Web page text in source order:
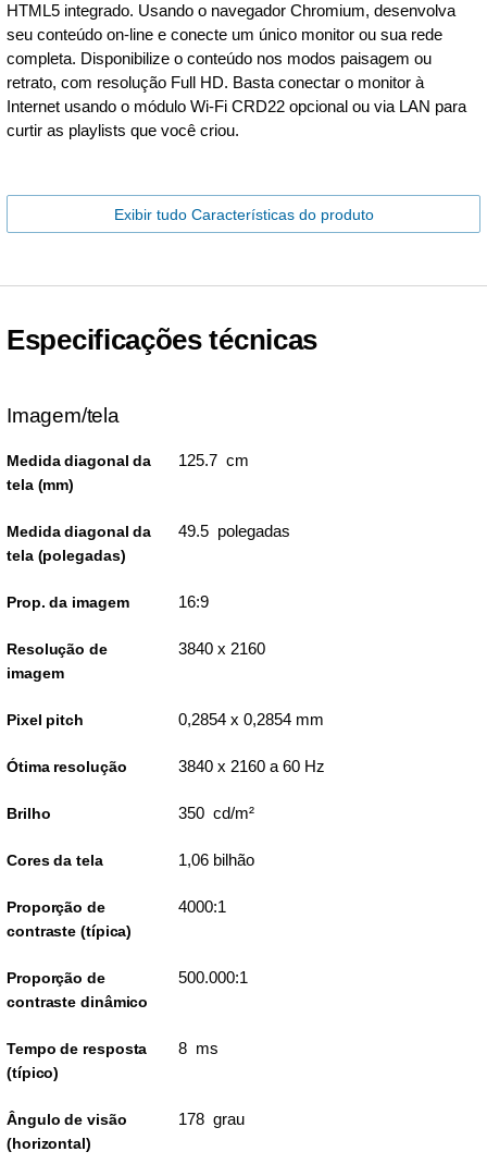
HTML5 integrado. Usando o navegador Chromium, desenvolva
seu conteúdo on-line e conecte um único monitor ou sua rede
completa. Disponibilize o conteúdo nos modos paisagem ou
retrato, com resolução Full HD. Basta conectar o monitor à
Internet usando o módulo Wi-Fi CRD22 opcional ou via LAN para
curtir as playlists que você criou.
Exibir tudo Características do produto
Especificações técnicas
Imagem/tela
Medida diagonal da
tela (mm)
125.7 cm
Medida diagonal da
tela (polegadas)
49.5 polegadas
Prop. da imagem 16:9
Resolução de
imagem
3840 x 2160
Pixel pitch 0,2854 x 0,2854 mm
Ótima resolução 3840 x 2160 a 60 Hz
Brilho 350 cd/m²
Cores da tela 1,06 bilhão
Proporção de
contraste (típica)
4000:1
Proporção de
contraste dinâmico
500.000:1
Tempo de resposta
(típico)
8 ms
Ângulo de visão
(horizontal)
178 grau